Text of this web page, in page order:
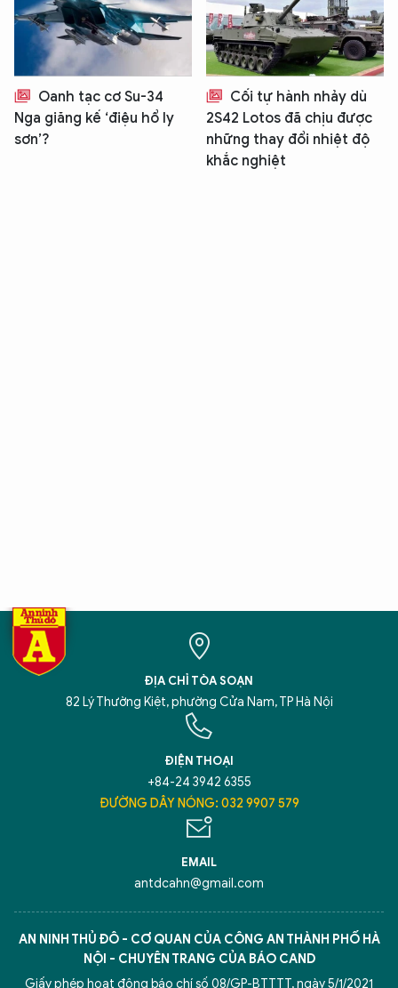
Oanh tạc cơ Su-34
Nga giăng kế ‘điệu hổ ly
sơn’?
Cối tự hành nhảy dù
2S42 Lotos đã chịu được
những thay đổi nhiệt độ
khắc nghiệt
ĐỊA CHỈ TÒA SOẠN
82 Lý Thường Kiệt, phường Cửa Nam, TP Hà Nội
ĐIỆN THOẠI
+84-24 3942 6355
ĐƯỜNG DÂY NÓNG: 032 9907 579
EMAIL
antdcahn@gmail.com
AN NINH THỦ ĐÔ - CƠ QUAN CỦA CÔNG AN THÀNH PHỐ HÀ
NỘI - CHUYÊN TRANG CỦA BÁO CAND
Giấy phép hoạt động báo chí số 08/GP-BTTTT, ngày 5/1/2021